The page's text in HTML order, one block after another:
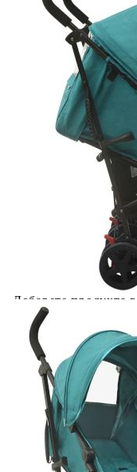
Размери в сгънато
Купи на изплащане
Credit calculator
Количка за
Please select credit
Цена на продукта:
Extraction of
Предоставената
Добавете продукта
количката" и при
вноски на кредита.
Acest tabel are
coșul de cumpărături
cererii de creditare.
Предоставената
Добавете продукта
количката" и при
вноски на кредита.
Предоставената
Добавете продукта
количката" и при
вноски на кредита.
Предоставената
Добавете продукта
количката" и при